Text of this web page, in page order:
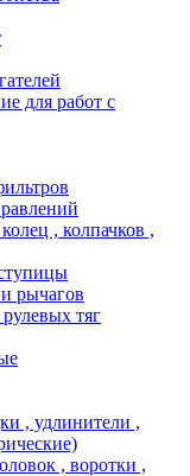
для работ с
, колпачков ,
рычагов
тяг
, удлинители ,
, воротки ,